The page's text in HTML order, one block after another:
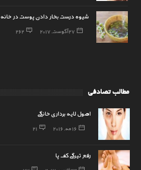
شیوه درست بخار دادن پوست در خانه
27 آگوست, 2017 262
مطالب تصادفی
اصول لایه برداری خانگی
16 مه, 2016 21
رفع تیرگی کف پا